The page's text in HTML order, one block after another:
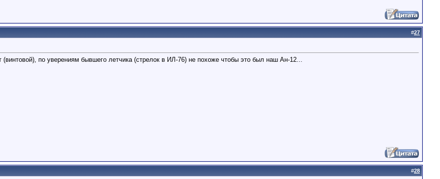
#27
по уверениям бывшего летчика (стрелок в ИЛ-76) не похоже чтобы это был наш Ан-12...
#28